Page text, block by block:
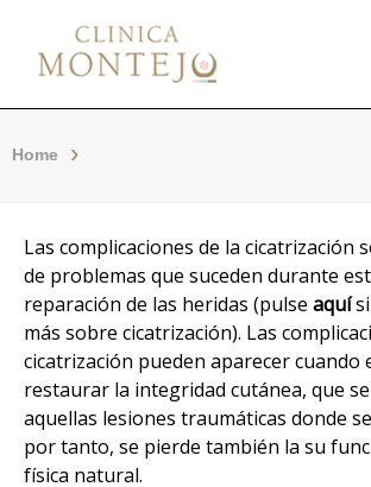
Home
Las complicaciones de la cicatrización
de problemas que suceden durante
reparación de las heridas (pulse aquí
más sobre cicatrización). Las
cicatrización pueden aparecer cuando
restaurar la integridad cutánea, que
aquellas lesiones traumáticas donde
por tanto, se pierde también la su
física natural.